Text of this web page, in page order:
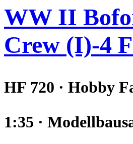
WW II
Crew (I)-4
HF 720 · Hobby
1:35 ·